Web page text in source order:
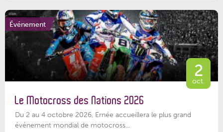
Événement
2
oct.
Le Motocross des Nations 2026
Du 2 au 4 octobre 2026, Ernée accueillera le plus grand
événement mondial de motocross...